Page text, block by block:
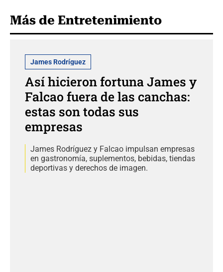
Más de Entretenimiento
James Rodríguez
Así hicieron fortuna James y
Falcao fuera de las canchas:
estas son todas sus
empresas
James Rodríguez y Falcao impulsan empresas
en gastronomía, suplementos, bebidas, tiendas
deportivas y derechos de imagen.